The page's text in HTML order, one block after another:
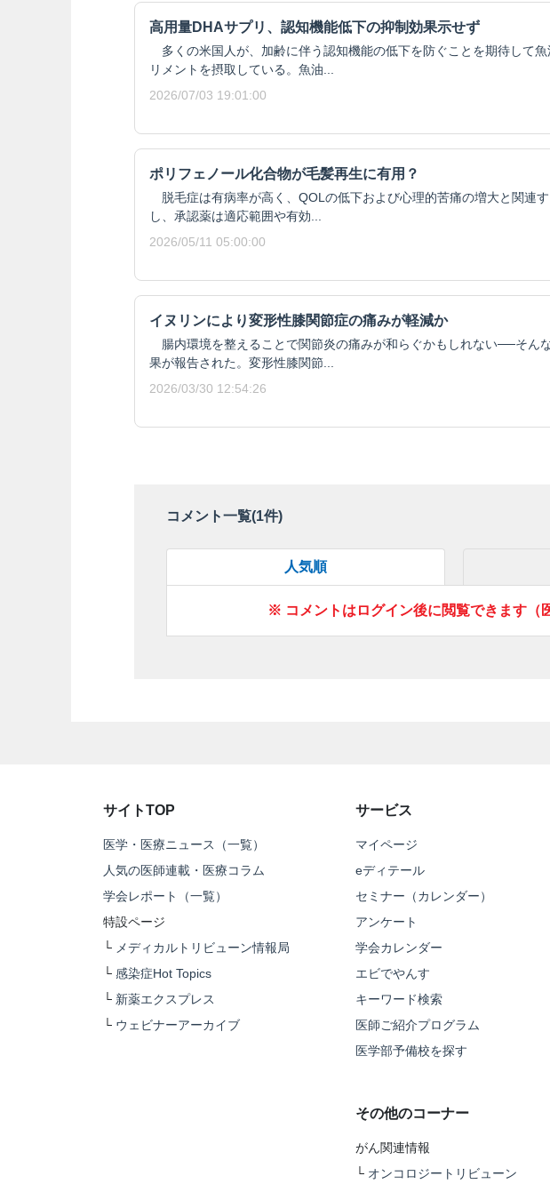
高用量DHAサプリ、認知機能低下の抑制効果示せず
多くの米国人が、加齢に伴う認知機能の低下を防ぐことを期待して魚
リメントを摂取している。魚油...
2026/07/03 19:01:00
ポリフェノール化合物が毛髪再生に有用？
脱毛症は有病率が高く、QOLの低下および心理的苦痛の増大と関連
し、承認薬は適応範囲や有効...
2026/05/11 05:00:00
イヌリンにより変形性膝関節症の痛みが軽減か
腸内環境を整えることで関節炎の痛みが和らぐかもしれない──そん
果が報告された。変形性膝関節...
2026/03/30 12:54:26
コメント一覧(1件)
人気順
※ コメントはログイン後に閲覧できます（
サイトTOP
医学・医療ニュース（一覧）
人気の医師連載・医療コラム
学会レポート（一覧）
特設ページ
└ メディカルトリビューン情報局
└ 感染症Hot Topics
└ 新薬エクスプレス
└ ウェビナーアーカイブ
サービス
マイページ
eディテール
セミナー（カレンダー）
アンケート
学会カレンダー
エビでやんす
キーワード検索
医師ご紹介プログラム
医学部予備校を探す
その他のコーナー
がん関連情報
└ オンコロジートリビューン